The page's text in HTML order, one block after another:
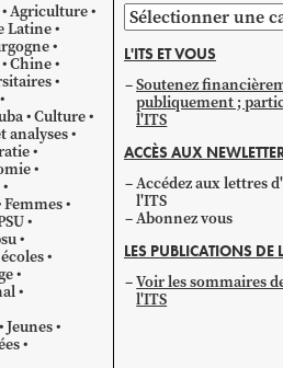
Agriculture
Latine
Chine
Culture
analyses
Femmes
Jeunes
Parcourir
par
catégorie
L'ITS ET VOUS
Soutenez
publiquement ;
l'ITS
ACCÈS AUX
Accédez aux lettres
l'ITS
Abonnez vous
LES PUBLICATIONS DE
Voir les sommaires
l'ITS